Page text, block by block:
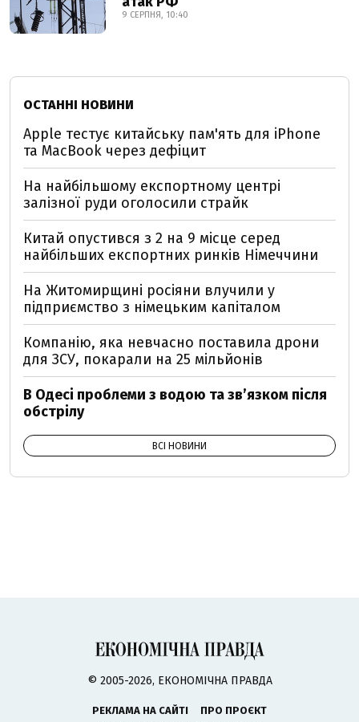
9 СЕРПНЯ, 10:40
ОСТАННІ НОВИНИ
Apple тестує китайську пам'ять для iPhone
та MacBook через дефіцит
На найбільшому експортному центрі
залізної руди оголосили страйк
Китай опустився з 2 на 9 місце серед
найбільших експортних ринків Німеччини
На Житомирщині росіяни влучили у
підприємство з німецьким капіталом
Компанію, яка невчасно поставила дрони
для ЗСУ, покарали на 25 мільйонів
В Одесі проблеми з водою та звʼязком після
обстрілу
ВСІ НОВИНИ
© 2005-2026, ЕКОНОМІЧНА ПРАВДА
РЕКЛАМА НА САЙТІ
ПРО ПРОЄКТ